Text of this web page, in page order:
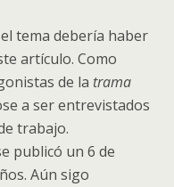
tema debería haber
artículo. Como
de la trama
a ser entrevistados
trabajo.
publicó un 6 de
Aún sigo